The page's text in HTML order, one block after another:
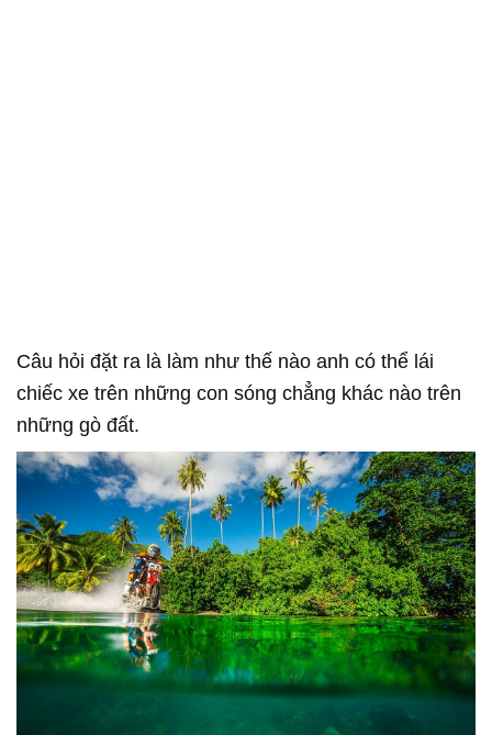
Câu hỏi đặt ra là làm như thế nào anh có thể lái
chiếc xe trên những con sóng chẳng khác nào trên
những gò đất.